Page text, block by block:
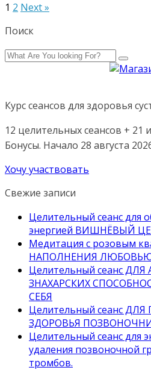
1 2 Next »
Поиск
Курс сеансов для здоровья
12 целительных сеансов + 21
Бонусы. Начало 28 августа
Хочу участвовать
Свежие записи
Целительный сеанс для
энергией ВИШНЁВЫЙ
Медитация с розовым
НАПОЛНЕНИЯ
Целительный сеанс
ЗНАХАРСКИХ
СЕБЯ
Целительный сеанс
ЗДОРОВЬЯ
Целительный сеанс для
удаления позвоночной
тромбов.